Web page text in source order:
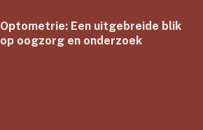
Optometrie: Een uitgebreide blik
op oogzorg en onderzoek